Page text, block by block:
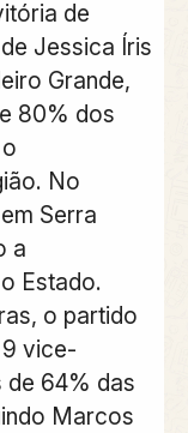
de
Jessica Íris
Grande,
80% dos
No
Serra
a
Estado.
o partido
vice-
de 64% das
Marcos